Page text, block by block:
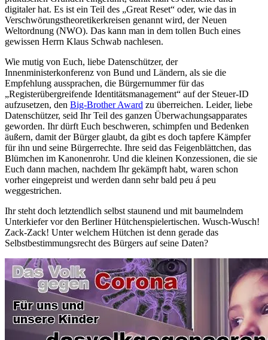
digitaler hat. Es ist ein Teil des „Great Reset“ oder, wie das in
Verschwörungstheoretikerkreisen genannt wird, der Neuen
Weltordnung (NWO). Das kann man in dem tollen Buch eines
gewissen Herrn Klaus Schwab nachlesen.
Wie mutig von Euch, liebe Datenschützer, der
Innenministerkonferenz von Bund und Ländern, als sie die
Empfehlung aussprachen, die Bürgernummer für das
„Registerübergreifende Identitätsmanagement“ auf der Steuer-ID
aufzusetzen, den Big-Brother Award zu überreichen. Leider, liebe
Datenschützer, seid Ihr Teil des ganzen Überwachungsapparates
geworden. Ihr dürft Euch beschweren, schimpfen und Bedenken
äußern, damit der Bürger glaubt, da gibt es doch tapfere Kämpfer
für ihn und seine Bürgerrechte. Ihre seid das Feigenblättchen, das
Blümchen im Kanonenrohr. Und die kleinen Konzessionen, die sie
Euch dann machen, nachdem Ihr gekämpft habt, waren schon
vorher eingepreist und werden dann sehr bald peu á peu
weggestrichen.
Ihr steht doch letztendlich selbst staunend und mit baumelndem
Unterkiefer vor den Berliner Hütchenspielertischen. Wusch-Wusch!
Zack-Zack! Unter welchem Hütchen ist denn gerade das
Selbstbestimmungsrecht des Bürgers auf seine Daten?